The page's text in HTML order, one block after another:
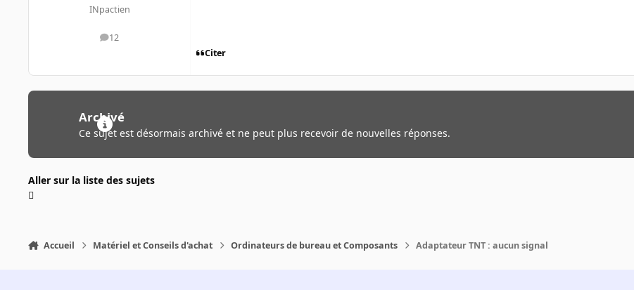
INpactien
12
messages
Citer
Archivé
Ce sujet est désormais archivé et ne peut plus recevoir de nouvelles réponses.
Aller sur la liste des sujets
Accueil Matériel et Conseils d'achat Ordinateurs de bureau et Composants Adaptateur TNT : aucun signal